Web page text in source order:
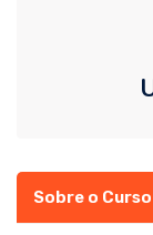
Sobre o Curso